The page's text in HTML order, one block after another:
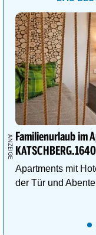
Familienurlaub im
KATSCHBERG.1640
Apartments mit
der Tür und